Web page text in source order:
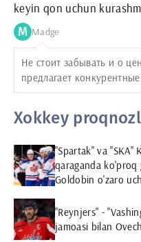
keyin qon uchun
"Unionistlar"
boshlang'ich hisoblanadi.
M Madge
Не стоит забывать и о
предлагает
Xokkey
"Spartak" va "SKA"
qaraganda
Goldobin o'zaro
"Reynjers" -
jamoasi bilan